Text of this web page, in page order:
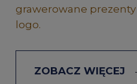
grawerowane
logo.
ZOBACZ WIĘCEJ